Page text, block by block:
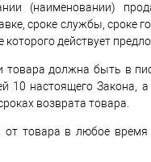
(наименовании)
сроке службы, сроке
которого действует
товара должна быть в
10 настоящего Закона,
возврата товара.
от товара в любое